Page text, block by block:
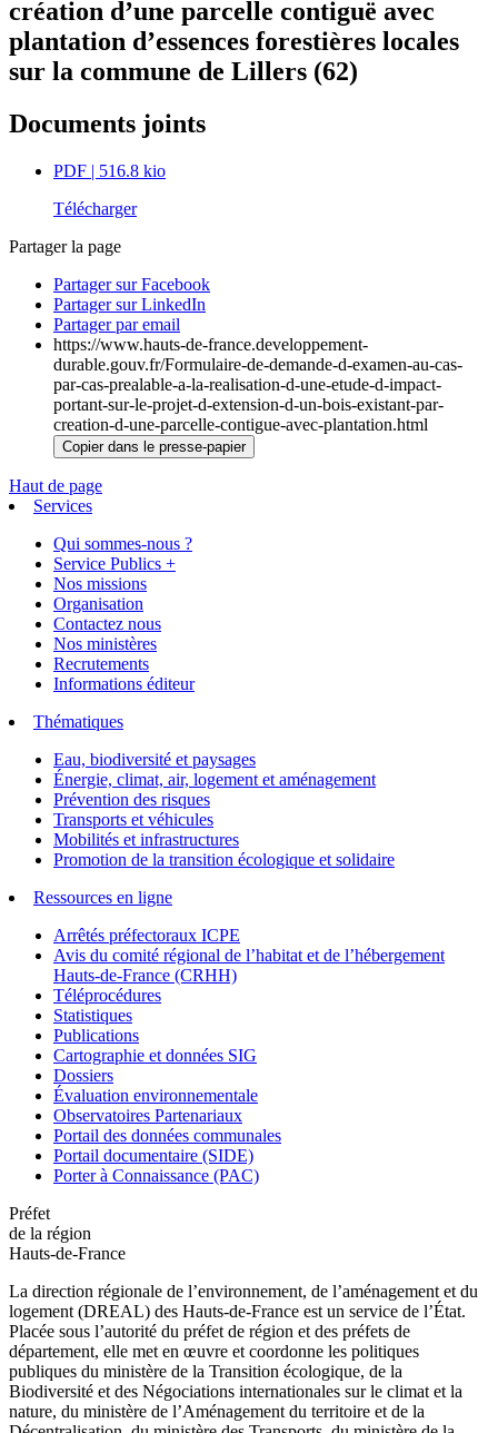
création d’une parcelle contiguë avec
plantation d’essences forestières locales
sur la commune de Lillers (62)
Documents joints
PDF | 516.8 kio
Télécharger
Partager la page
Partager sur Facebook
Partager sur LinkedIn
Partager par email
https://www.hauts-de-france.developpement-
durable.gouv.fr/Formulaire-de-demande-d-examen-au-cas-
par-cas-prealable-a-la-realisation-d-une-etude-d-impact-
portant-sur-le-projet-d-extension-d-un-bois-existant-par-
creation-d-une-parcelle-contigue-avec-plantation.html
Copier dans le presse-papier
Haut de page
Services
Qui sommes-nous ?
Service Publics +
Nos missions
Organisation
Contactez nous
Nos ministères
Recrutements
Informations éditeur
Thématiques
Eau, biodiversité et paysages
Énergie, climat, air, logement et aménagement
Prévention des risques
Transports et véhicules
Mobilités et infrastructures
Promotion de la transition écologique et solidaire
Ressources en ligne
Arrêtés préfectoraux ICPE
Avis du comité régional de l’habitat et de l’hébergement
Hauts-de-France (CRHH)
Téléprocédures
Statistiques
Publications
Cartographie et données SIG
Dossiers
Évaluation environnementale
Observatoires Partenariaux
Portail des données communales
Portail documentaire (SIDE)
Porter à Connaissance (PAC)
Préfet
de la région
Hauts-de-France
La direction régionale de l’environnement, de l’aménagement et du
logement (DREAL) des Hauts-de-France est un service de l’État.
Placée sous l’autorité du préfet de région et des préfets de
département, elle met en œuvre et coordonne les politiques
publiques du ministère de la Transition écologique, de la
Biodiversité et des Négociations internationales sur le climat et la
nature, du ministère de l’Aménagement du territoire et de la